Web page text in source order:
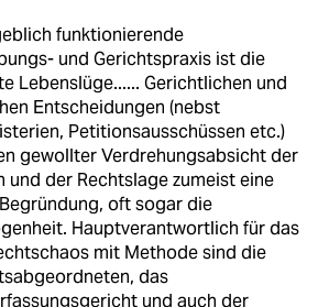
funktionierende
und Gerichtspraxis ist die
Lebenslüge...... Gerichtlichen und
Entscheidungen (nebst
Petitionsausschüssen etc.)
gewollter Verdrehungsabsicht der
und der Rechtslage zumeist eine
oft sogar die
Hauptverantwortlich für das
mit Methode sind die
das
und auch der